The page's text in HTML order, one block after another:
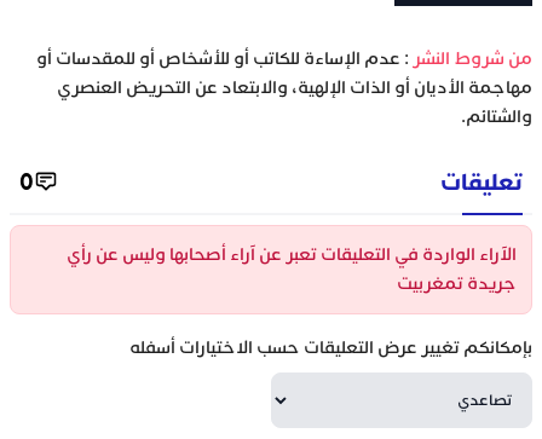
‫من شروط النشر : عدم الإساءة للكاتب أو للأشخاص أو للمقدسات أو
مهاجمة الأديان أو الذات الإلهية، والابتعاد عن التحريض العنصري
والشتائم.
تعليقات 0
الآراء الواردة في التعليقات تعبر عن آراء أصحابها وليس عن رأي
جريدة تمغربيت
بإمكانكم تغيير عرض التعليقات حسب الاختيارات أسفله